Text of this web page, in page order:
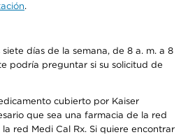
.
días de la semana, de 8 a. m. a 8
podría preguntar si su solicitud de
cubierto por Kaiser
que sea una farmacia de la red
red Medi Cal Rx. Si quiere encontrar